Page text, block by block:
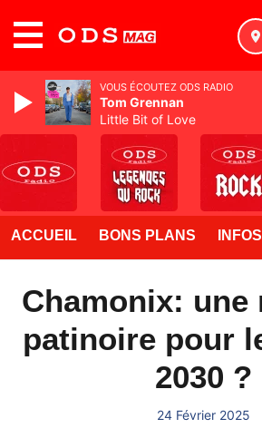
ACCUEIL BONS PLANS INFOS
Chamonix: une
patinoire pour
2030 ?
24 Février 2025
VOUS ÉCOUTEZ ODS RADIO
Tom Grennan
Little Bit of Love